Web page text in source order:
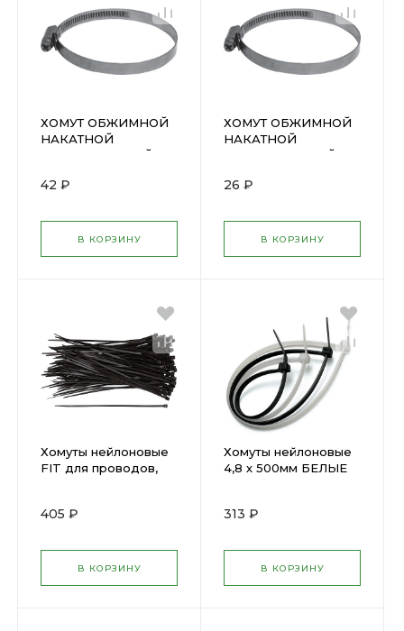
ХОМУТ ОБЖИМНОЙ
НАКАТНОЙ
НЕРЖАВЕЮЩИЙ 18-
42 ₽
В КОРЗИНУ
ХОМУТ ОБЖИМНОЙ
НАКАТНОЙ
НЕРЖАВЕЮЩИЙ 12-
99340Т
26 ₽
В КОРЗИНУ
Хомуты нейлоновые
FIT для проводов,
405 ₽
В КОРЗИНУ
Хомуты нейлоновые
4,8 х 500мм БЕЛЫЕ
313 ₽
В КОРЗИНУ